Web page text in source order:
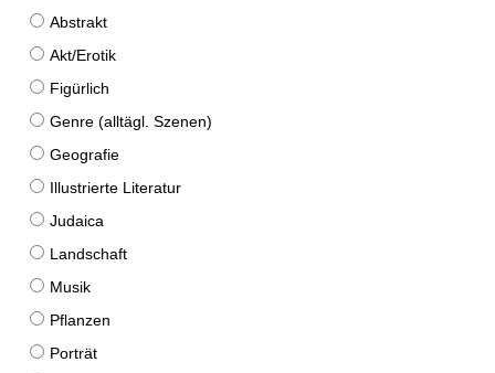
Abstrakt
Akt/Erotik
Figürlich
Genre (alltägl. Szenen)
Geografie
Illustrierte Literatur
Judaica
Landschaft
Musik
Pflanzen
Porträt